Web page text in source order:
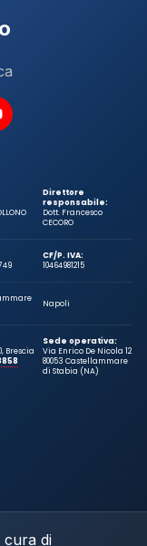
Direttore
responsabile:
Dott. Francesco
CECORO
CF/P. IVA:
10464981215
Napoli
Brescia
Sede operativa:
Via Enrico De Nicola 12
80053 Castellammare
di Stabia (NA)
cura di